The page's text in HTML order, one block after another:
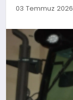
GENEL
EKONOMI
YEREL HABERLER
03 Temmuz 2026